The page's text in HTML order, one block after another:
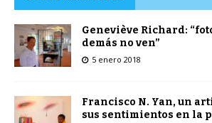
Geneviève Richard:
demás no ven”
5 enero 2018
Francisco N. Yan, un
sus sentimientos en la